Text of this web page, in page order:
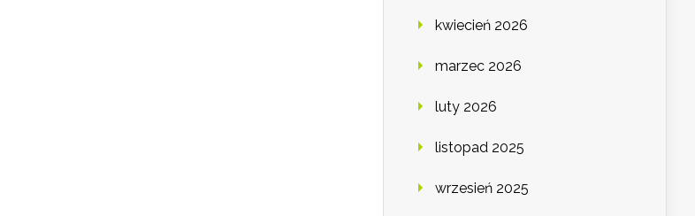
kwiecień 2026
marzec 2026
luty 2026
listopad 2025
wrzesień 2025